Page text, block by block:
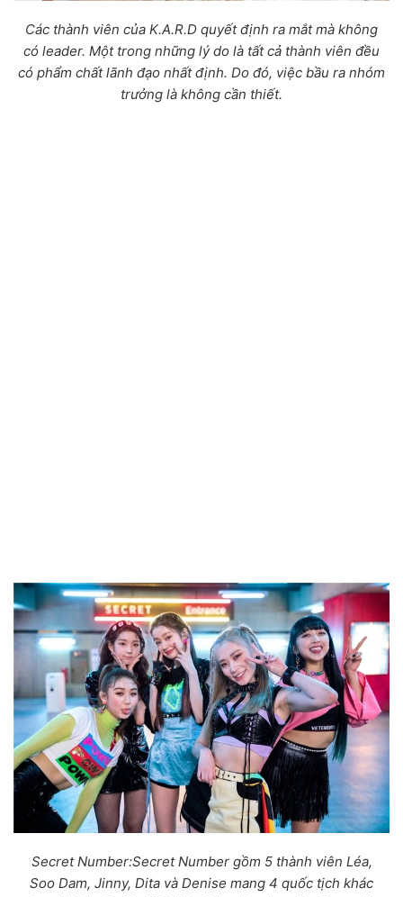
Các thành viên của K.A.R.D quyết định ra mắt mà không
có leader. Một trong những lý do là tất cả thành viên đều
có phẩm chất lãnh đạo nhất định. Do đó, việc bầu ra nhóm
trưởng là không cần thiết.
Secret Number:Secret Number gồm 5 thành viên Léa,
Soo Dam, Jinny, Dita và Denise mang 4 quốc tịch khác